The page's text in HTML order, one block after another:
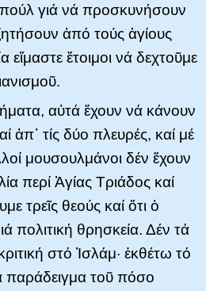
γιά νά προσκυνήσουν
ἀπό τούς ἁγίους
εἴμαστε ἔτοιμοι νά δεχτοῦμε
αὐτά ἔχουν νά κάνουν
ἀπ᾿ τίς δύο πλευρές, καί μέ
μουσουλμάνοι δέν ἔχουν
περί Ἁγίας Τριάδος καί
τρεῖς θεούς καί ὅτι ὁ
πολιτική θρησκεία. Δέν τά
στό Ἰσλάμ· ἐκθέτω τό
παράδειγμα τοῦ πόσο